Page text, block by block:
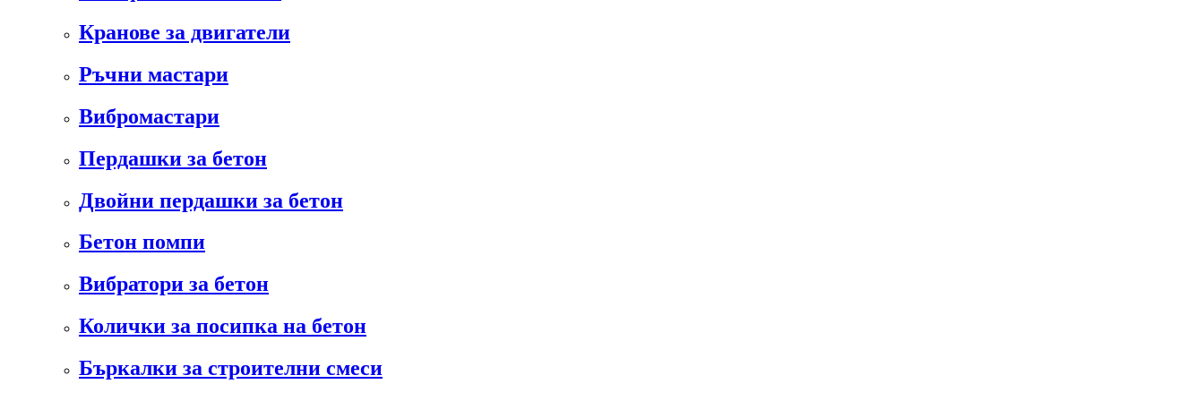
Кранове за двигатели
Ръчни мастари
Вибромастари
Пердашки за бетон
Двойни пердашки за бетон
Бетон помпи
Вибратори за бетон
Колички за посипка на бетон
Бъркалки за строителни смеси